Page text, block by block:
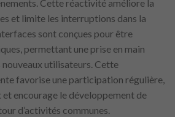
Cette réactivité améliore la
et limite les interruptions dans la
sont conçues pour être
permettant une prise en main
nouveaux utilisateurs. Cette
favorise une participation régulière,
et encourage le développement de
d’activités communes.